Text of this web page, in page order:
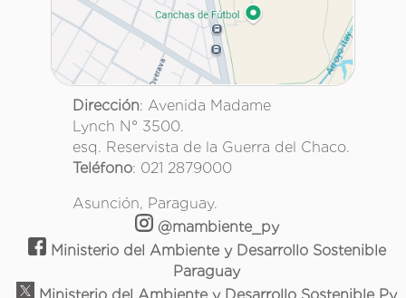
Dirección: Avenida Madame
Lynch N° 3500.
esq. Reservista de la Guerra del Chaco.
Teléfono: 021 2879000
Asunción, Paraguay.
@mambiente_py
Ministerio del Ambiente y Desarrollo Sostenible
Paraguay